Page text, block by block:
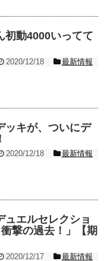
初動4000いってて
2020/12/18
最新情報
ッキが、ついにデ
2020/12/18
最新情報
ュエルセレクショ
撃の過去！」【期
2020/12/17 最新情報